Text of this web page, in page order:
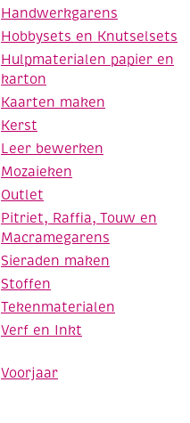
Handwerkgarens
Hobbysets en Knutselsets
Hulpmaterialen papier en
karton
Kaarten maken
Kerst
Leer bewerken
Mozaieken
Outlet
Pitriet, Raffia, Touw en
Macramegarens
Sieraden maken
Stoffen
Tekenmaterialen
Verf en Inkt
Voorjaar